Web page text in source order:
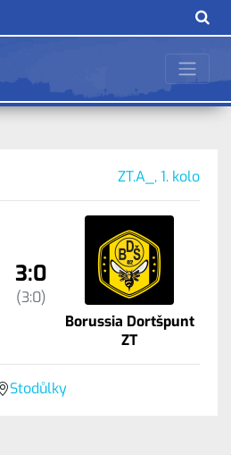
ZT.A_, 1. kolo
3:0
(3:0)
Borussia Dortšpunt
ZT
Stodůlky